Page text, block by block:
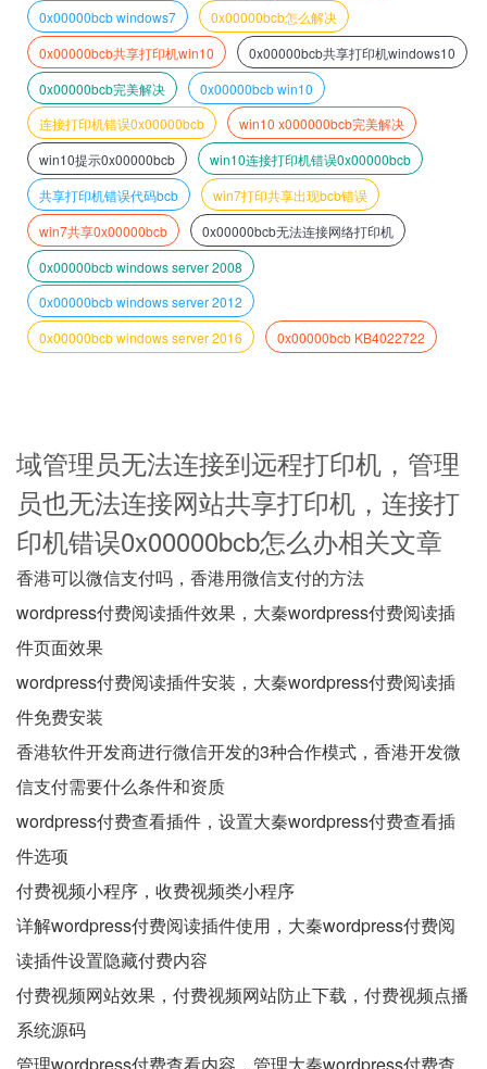
0x00000bcb windows7
0x00000bcb怎么解决
0x00000bcb共享打印机win10
0x00000bcb共享打印机windows10
0x00000bcb完美解决
0x00000bcb win10
连接打印机错误0x00000bcb
win10 x000000bcb完美解决
win10提示0x00000bcb
win10连接打印机错误0x00000bcb
共享打印机错误代码bcb
win7打印共享出现bcb错误
win7共享0x00000bcb
0x00000bcb无法连接网络打印机
0x00000bcb windows server 2008
0x00000bcb windows server 2012
0x00000bcb windows server 2016
0x00000bcb KB4022722
域管理员无法连接到远程打印机，管理
员也无法连接网站共享打印机，连接打
印机错误0x00000bcb怎么办相关文章
香港可以微信支付吗，香港用微信支付的方法
wordpress付费阅读插件效果，大秦wordpress付费阅读插
件页面效果
wordpress付费阅读插件安装，大秦wordpress付费阅读插
件免费安装
香港软件开发商进行微信开发的3种合作模式，香港开发微
信支付需要什么条件和资质
wordpress付费查看插件，设置大秦wordpress付费查看插
件选项
付费视频小程序，收费视频类小程序
详解wordpress付费阅读插件使用，大秦wordpress付费阅
读插件设置隐藏付费内容
付费视频网站效果，付费视频网站防止下载，付费视频点播
系统源码